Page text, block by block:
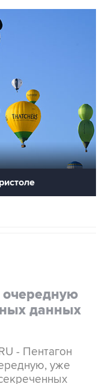
очередную
данных
- Пентагон
уже